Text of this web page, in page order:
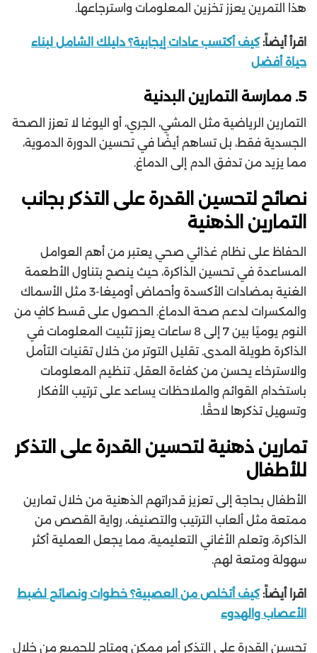
هذا التمرين يعزز تخزين المعلومات واسترجاعها.
اقرأ أيضاً: كيف أكتسب عادات إيجابية؟ دليلك الشامل لبناء
حياة أفضل
5. ممارسة التمارين البدنية
التمارين الرياضية مثل المشي، الجري، أو اليوغا لا تعزز الصحة
الجسدية فقط، بل تساهم أيضًا في تحسين الدورة الدموية،
مما يزيد من تدفق الدم إلى الدماغ.
نصائح لتحسين القدرة على التذكر بجانب
التمارين الذهنية
الحفاظ على نظام غذائي صحي يعتبر من أهم العوامل
المساعدة في تحسين الذاكرة، حيث ينصح بتناول الأطعمة
الغنية بمضادات الأكسدة وأحماض أوميغا-3 مثل الأسماك
والمكسرات لدعم صحة الدماغ. الحصول على قسط كافٍ من
النوم يوميًا بين 7 إلى 8 ساعات يعزز تثبيت المعلومات في
الذاكرة طويلة المدى. تقليل التوتر من خلال تقنيات التأمل
والاسترخاء يحسن من كفاءة العقل. تنظيم المعلومات
باستخدام القوائم والملاحظات يساعد على ترتيب الأفكار
وتسهيل تذكرها لاحقًا.
تمارين ذهنية لتحسين القدرة على التذكر
للأطفال
الأطفال بحاجة إلى تعزيز قدراتهم الذهنية من خلال تمارين
ممتعة مثل ألعاب الترتيب والتصنيف، رواية القصص من
الذاكرة، وتعلم الأغاني التعليمية، مما يجعل العملية أكثر
سهولة ومتعة لهم.
اقرا أيضاً: كيف أتخلص من العصبية؟ خطوات ونصائح لضبط
الأعصاب والهدوء
تحسين القدرة على التذكر أمر ممكن ومتاح للجميع من خلال